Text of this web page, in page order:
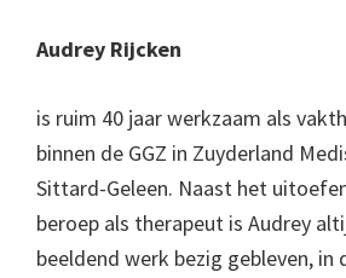
Audrey Rijcken
is ruim 40 jaar werkzaam als
binnen de GGZ in Zuyderland
Sittard-Geleen. Naast het
beroep als therapeut is Audrey
beeldend werk bezig gebleven, in